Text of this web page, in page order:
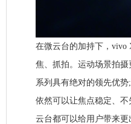
在微云台的加持下，vivo
焦、抓拍。运动场景拍
系列具有绝对的领先优
依然可以让焦点稳定、
云台都可以给用户带来